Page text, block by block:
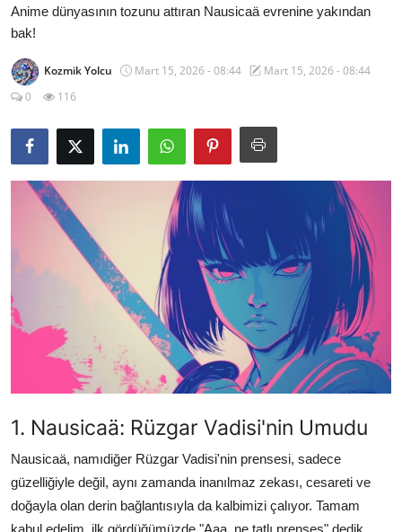
Kore Dünyası
Anime
Dizi & Film
Testler
Anime dünyasının tozunu attıran Nausicaä evrenine yakından
bak!
Kozmik Yolcu Mart 15, 2026 - 08:44
Mart 15, 2026 - 08:44
0
116
1. Nausicaä: Rüzgar Vadisi'nin Umudu
Nausicaä, namıdiğer Rüzgar Vadisi'nin prensesi, sadece
güzelliğiyle değil, aynı zamanda inanılmaz zekası, cesareti ve
doğayla olan derin bağlantısıyla da kalbimizi çalıyor. Tamam